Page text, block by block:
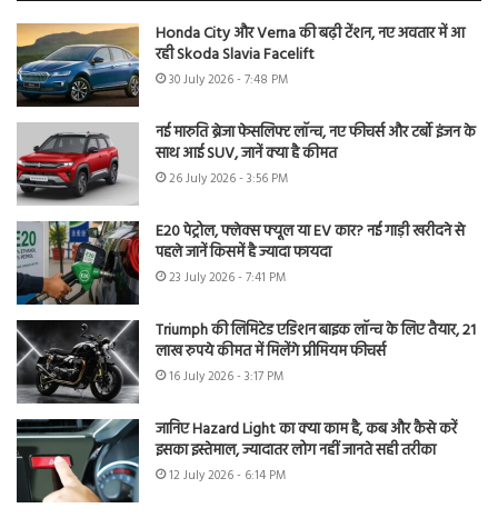
Honda City और Verna की बढ़ी टेंशन, नए अवतार में आ
रही Skoda Slavia Facelift
30 July 2026 - 7:48 PM
नई मारुति ब्रेजा फेसलिफ्ट लॉन्च, नए फीचर्स और टर्बो इंजन के
साथ आई SUV, जानें क्या है कीमत
26 July 2026 - 3:56 PM
E20 पेट्रोल, फ्लेक्स फ्यूल या EV कार? नई गाड़ी खरीदने से
पहले जानें किसमें है ज्यादा फायदा
23 July 2026 - 7:41 PM
Triumph की लिमिटेड एडिशन बाइक लॉन्च के लिए तैयार, 21
लाख रुपये कीमत में मिलेंगे प्रीमियम फीचर्स
16 July 2026 - 3:17 PM
जानिए Hazard Light का क्या काम है, कब और कैसे करें
इसका इस्तेमाल, ज्यादातर लोग नहीं जानते सही तरीका
12 July 2026 - 6:14 PM